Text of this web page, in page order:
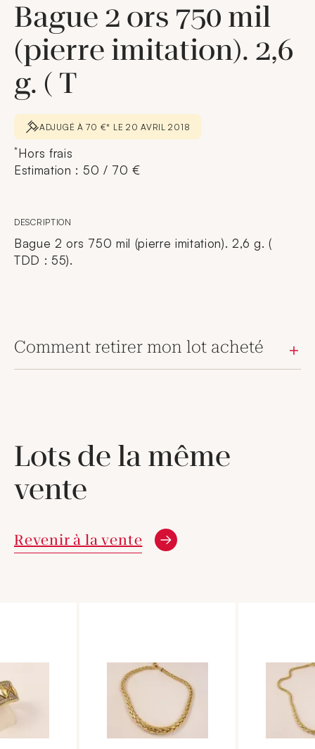
Bague 2 ors 750 mil
(pierre imitation). 2,6
g. ( T
ADJUGÉ À 70 €* LE 20 AVRIL 2018
*Hors frais
Estimation : 50 / 70 €
DESCRIPTION
Bague 2 ors 750 mil (pierre imitation). 2,6 g. (
TDD : 55).
Comment retirer mon lot acheté
Lots de la même
vente
Revenir à la vente